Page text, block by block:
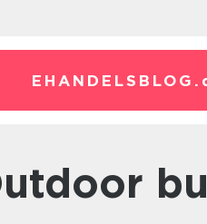
EHANDELSBLOG.
outdoor